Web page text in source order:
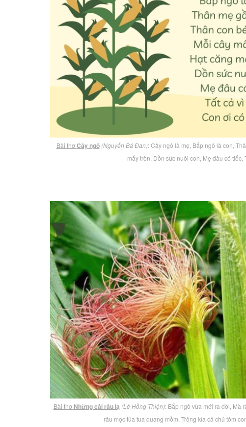
Bài thơCây ngô (Nguyễn Bá Đan): Cây ngô là mẹ, Bắp ngô là con,
mẩy tròn, Dồn sức nuôi con, Mẹ đâu có tiếc,
Bài thơ Những cái râu lạ (Lê Hồng Thiện): Bắp ngô vừa mới ra đời, Mà
râu mọc tủa tua quang mồm, Trông kìa cả chú tôm